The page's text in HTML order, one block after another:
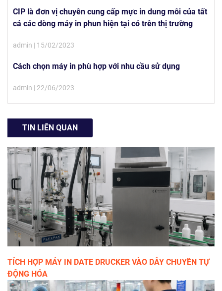
CIP là đơn vị chuyên cung cấp mực in dung môi của tất
cả các dòng máy in phun hiện tại có trên thị trường
admin | 15/02/2023
Cách chọn máy in phù hợp với nhu cầu sử dụng
admin | 22/06/2023
TIN LIÊN QUAN
TÍCH HỢP MÁY IN DATE DRUCKER VÀO DÂY CHUYỀN TỰ
ĐỘNG HÓA